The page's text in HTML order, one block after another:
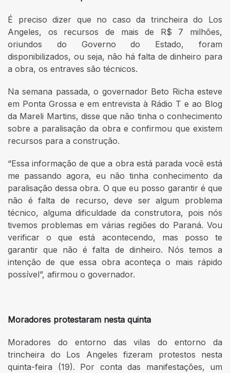
É preciso dizer que no caso da trincheira do Los
Angeles, os recursos de mais de R$ 7 milhões,
oriundos do Governo do Estado, foram
disponibilizados, ou seja, não há falta de dinheiro para
a obra, os entraves são técnicos.
Na semana passada, o governador Beto Richa esteve
em Ponta Grossa e em entrevista à Rádio T e ao Blog
da Mareli Martins, disse que não tinha o conhecimento
sobre a paralisação da obra e confirmou que existem
recursos para a construção.
“Essa informação de que a obra está parada você está
me passando agora, eu não tinha conhecimento da
paralisação dessa obra. O que eu posso garantir é que
não é falta de recurso, deve ser algum problema
técnico, alguma dificuldade da construtora, pois nós
tivemos problemas em várias regiões do Paraná. Vou
verificar o que está acontecendo, mas posso te
garantir que não é falta de dinheiro. Nós temos a
intenção de que essa obra aconteça o mais rápido
possível”, afirmou o governador.
Moradores protestaram nesta quinta
Moradores do entorno das vilas do entorno da
trincheira do Los Angeles fizeram protestos nesta
quinta-feira (19). Por conta das manifestações, um